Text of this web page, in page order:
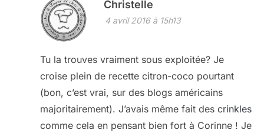
Christelle
4 avril 2016 à 15h13
Tu la trouves vraiment sous exploitée? Je
croise plein de recette citron-coco pourtant
(bon, c’est vrai, sur des blogs américains
majoritairement). J’avais même fait des crinkles
comme cela en pensant bien fort à Corinne ! Je